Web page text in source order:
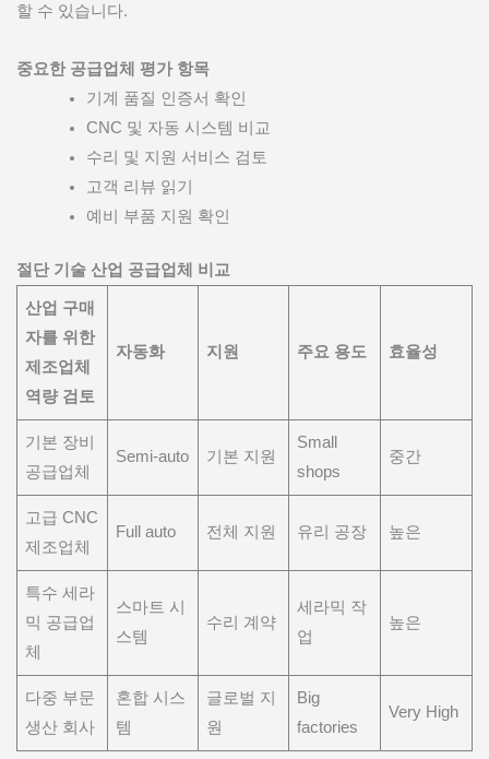
할 수 있습니다.
중요한 공급업체 평가 항목
기계 품질 인증서 확인
CNC 및 자동 시스템 비교
수리 및 지원 서비스 검토
고객 리뷰 읽기
예비 부품 지원 확인
절단 기술 산업 공급업체 비교
산업 구매
자를 위한
제조업체
역량 검토
자동화 지원 주요 용도 효율성
기본 장비
공급업체
Semi-auto 기본 지원
Small
shops
중간
고급 CNC
제조업체
Full auto 전체 지원 유리 공장 높은
특수 세라
믹 공급업
체
스마트 시
스템
수리 계약
세라믹 작
업
높은
다중 부문
생산 회사
혼합 시스
템
글로벌 지
원
Big
factories
Very High